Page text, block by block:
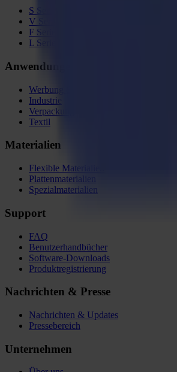
S Serie
V Serie
F Serie
L Serie
Anwendungen
Werbung & Display
Industrie
Verpackung
Textil
Materialien
Flexible Materialien
Plattenmaterialien
Spezialmaterialien
Support
FAQ
Benutzerhandbücher
Software-Downloads
Produktregistrierung
Nachrichten & Presse
Nachrichten & Updates
Pressebereich
Unternehmen